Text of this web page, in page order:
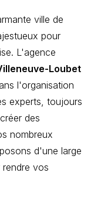
ville de
pour
L'agence
Loubet
l'organisation
experts, toujours
des
nombreux
d'une large
vos